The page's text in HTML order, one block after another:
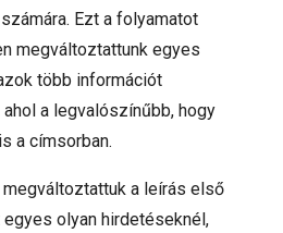
Ezt a folyamatot
megváltoztattunk egyes
több információt
a legvalószínűbb, hogy
a címsorban.
a leírás első
olyan hirdetéseknél,